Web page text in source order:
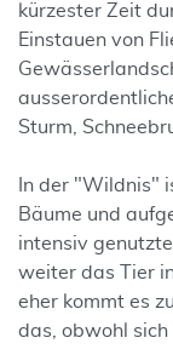
kürzester Zeit
Einstauen von
Sturm,
In der "Wildnis"
Bäume und
intensiv
weiter das Tier
eher kommt es
das, obwohl